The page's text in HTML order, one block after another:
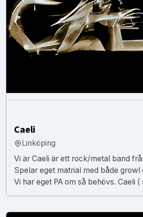
Caeli
Linköping
Vi är Caeli är ett rock/metal band
Spelar eget matrial med både growl
Vi har eget PA om så behövs. Caeli (